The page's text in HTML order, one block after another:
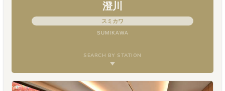
澄川
スミカワ
SUMIKAWA
SEARCH BY STATION